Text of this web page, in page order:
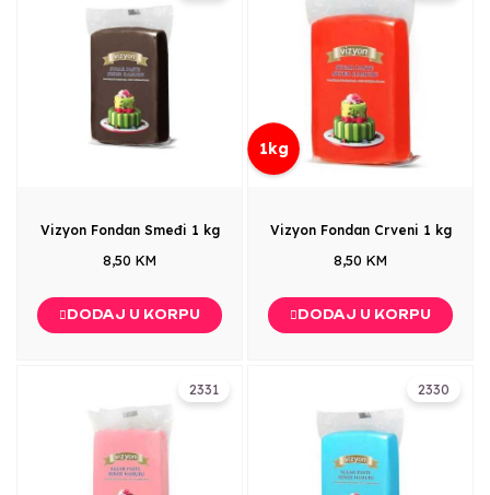
Vizyon Fondan Smeđi 1 kg
8,50 KM
DODAJ U KORPU
1kg
Vizyon Fondan Crveni 1 kg
8,50 KM
DODAJ U KORPU
2331 2330